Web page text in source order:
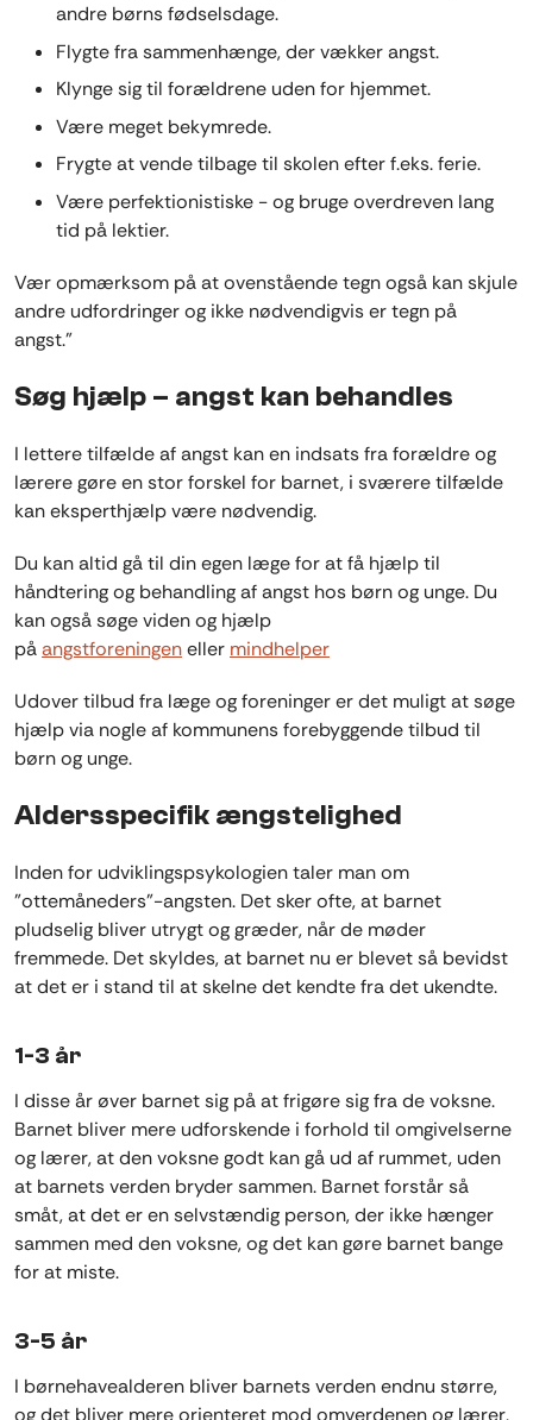
andre børns fødselsdage.
Flygte fra sammenhænge, der vækker angst.
Klynge sig til forældrene uden for hjemmet.
Være meget bekymrede.
Frygte at vende tilbage til skolen efter f.eks. ferie.
Være perfektionistiske - og bruge overdreven lang
tid på lektier.
Vær opmærksom på at ovenstående tegn også kan skjule
andre udfordringer og ikke nødvendigvis er tegn på
angst.”
Søg hjælp – angst kan behandles
I lettere tilfælde af angst kan en indsats fra forældre og
lærere gøre en stor forskel for barnet, i sværere tilfælde
kan eksperthjælp være nødvendig.
Du kan altid gå til din egen læge for at få hjælp til
håndtering og behandling af angst hos børn og unge. Du
kan også søge viden og hjælp
påangstforeningeneller mindhelper
Udover tilbud fra læge og foreninger er det muligt at søge
hjælp via nogle af kommunens forebyggende tilbud til
børn og unge.
Aldersspecifik ængstelighed
Inden for udviklingspsykologien taler man om
”ottemåneders”-angsten. Det sker ofte, at barnet
pludselig bliver utrygt og græder, når de møder
fremmede. Det skyldes, at barnet nu er blevet så bevidst
at det er i stand til at skelne det kendte fra det ukendte.
1-3 år
I disse år øver barnet sig på at frigøre sig fra de voksne.
Barnet bliver mere udforskende i forhold til omgivelserne
og lærer, at den voksne godt kan gå ud af rummet, uden
at barnets verden bryder sammen. Barnet forstår så
småt, at det er en selvstændig person, der ikke hænger
sammen med den voksne, og det kan gøre barnet bange
for at miste.
3-5 år
I børnehavealderen bliver barnets verden endnu større,
og det bliver mere orienteret mod omverdenen og lærer,